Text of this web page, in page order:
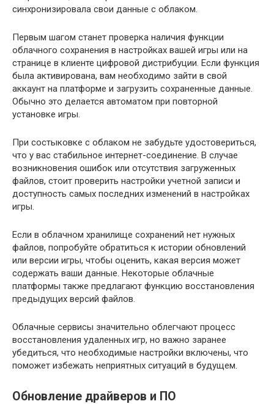
синхронизировала свои данные с облаком.
Первым шагом станет проверка наличия функции
облачного сохранения в настройках вашей игры или на
странице в клиенте цифровой дистрибуции. Если функция
была активирована, вам необходимо зайти в свой
аккаунт на платформе и загрузить сохраненные данные.
Обычно это делается автоматом при повторной
установке игры.
При состыковке с облаком не забудьте удостовериться,
что у вас стабильное интернет-соединение. В случае
возникновения ошибок или отсутствия загруженных
файлов, стоит проверить настройки учетной записи и
доступность самых последних изменений в настройках
игры.
Если в облачном хранилище сохранений нет нужных
файлов, попробуйте обратиться к истории обновлений
или версии игры, чтобы оценить, какая версия может
содержать ваши данные. Некоторые облачные
платформы также предлагают функцию восстановления
предыдущих версий файлов.
Облачные сервисы значительно облегчают процесс
восстановления удаленных игр, но важно заранее
убедиться, что необходимые настройки включены, что
поможет избежать неприятных ситуаций в будущем.
Обновление драйверов и ПО